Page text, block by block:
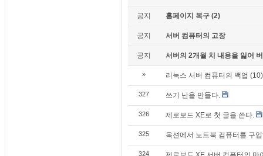
공지 홈페이지 복구 (2)
공지 서버 컴퓨터의 고장
공지 서버의 2개월 치 내용을 잃어
» 리눅스 서버 컴퓨터의 백업 (10)
327 쓰기 난을 만들다.
326 제로보드 XE로 첫 글을 쓴다.
325 옥션에서 노트북 컴퓨터를 구
324